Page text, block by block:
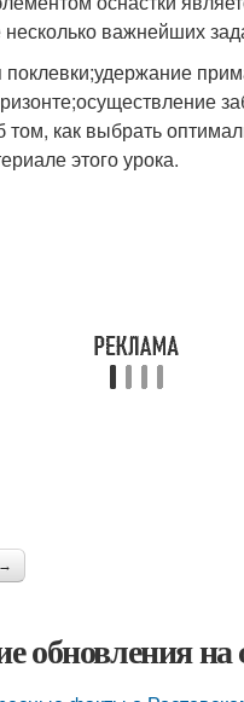
несколько важнейших
поклевки;удержание
как выбрать
этого урока.
обновления на